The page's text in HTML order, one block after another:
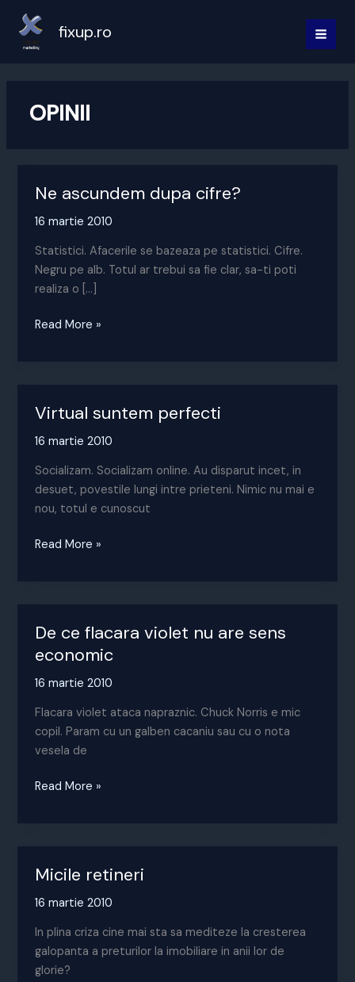
content
fixup.ro
OPINII
Ne ascundem dupa cifre?
16 martie 2010
Statistici. Afacerile se bazeaza pe statistici. Cifre.
Negru pe alb. Totul ar trebui sa fie clar, sa-ti poti
realiza o […]
Ne
Read More »
Virtual suntem perfecti
16 martie 2010
Socializam. Socializam online. Au disparut incet, in
desuet, povestile lungi intre prieteni. Nimic nu mai e
nou, totul e cunoscut
Virtual
Read More »
De ce flacara violet nu are sens
economic
16 martie 2010
Flacara violet ataca napraznic. Chuck Norris e mic
copil. Param cu un galben cacaniu sau cu o nota
vesela de
De
are
sens
Read More »
Micile retineri
16 martie 2010
In plina criza cine mai sta sa mediteze la cresterea
galopanta a preturilor la imobiliare in anii lor de
glorie?